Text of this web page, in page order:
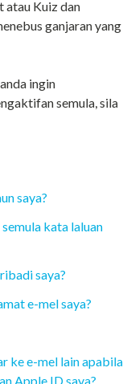
atau Kuiz dan
ganjaran yang
ingin
semula, sila
saya?
kata laluan
saya?
e-mel saya?
ke e-mel lain apabila
Apple ID saya?